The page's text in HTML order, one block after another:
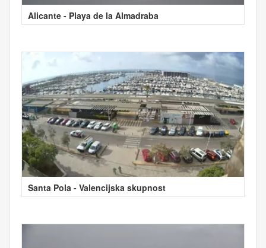
Alicante - Playa de la Almadraba
Santa Pola - Valencijska skupnost